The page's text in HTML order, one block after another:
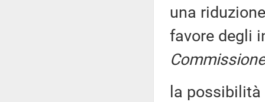
una
favore degli
la